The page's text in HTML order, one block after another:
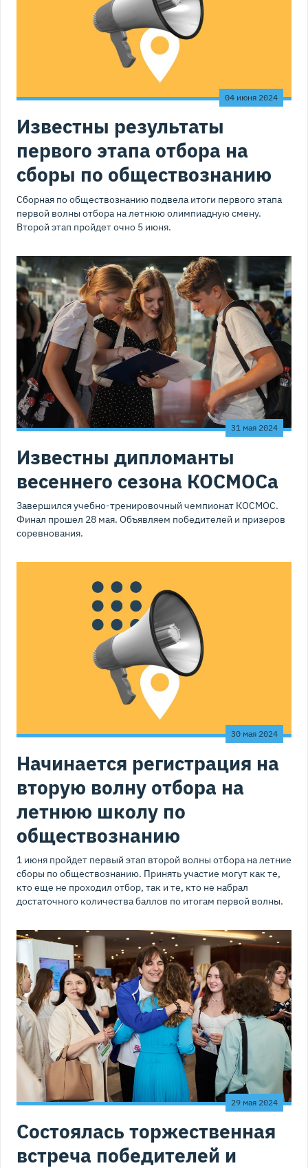
04 июня 2024
Известны результаты
первого этапа отбора на
сборы по обществознанию
Сборная по обществознанию подвела итоги первого этапа
первой волны отбора на летнюю олимпиадную смену.
Второй этап пройдет очно 5 июня.
31 мая 2024
Известны дипломанты
весеннего сезона КОСМОСа
Завершился учебно-тренировочный чемпионат КОСМОС.
Финал прошел 28 мая. Объявляем победителей и призеров
соревнования.
30 мая 2024
Начинается регистрация на
вторую волну отбора на
летнюю школу по
обществознанию
1 июня пройдет первый этап второй волны отбора на летние
сборы по обществознанию. Принять участие могут как те,
кто еще не проходил отбор, так и те, кто не набрал
достаточного количества баллов по итогам первой волны.
29 мая 2024
Состоялась торжественная
встреча победителей и